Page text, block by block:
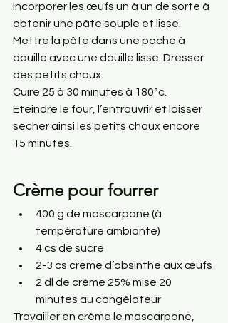
Incorporer les œufs un à un de sorte à
obtenir une pâte souple et lisse.
Mettre la pâte dans une poche à
douille avec une douille lisse. Dresser
des petits choux.
Cuire 25 à 30 minutes à 180°c.
Eteindre le four, l’entrouvrir et laisser
sécher ainsi les petits choux encore
15 minutes.
Crème pour fourrer
400 g de mascarpone (à
température ambiante)
4 cs de sucre
2-3 cs crème d’absinthe aux œufs
2 dl de crème 25% mise 20
minutes au congélateur
Travailler en crème le mascarpone,